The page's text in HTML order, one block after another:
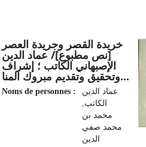
خريدة القصر وجريدة العصر‏
‏[نص مطبوع]/ عماد الدين
الإصبهاني الكاتب ؛ إشراف
وتحقيق وتقديم مبروك المنا...
Noms de personnes :
عماد الدين
الكاتب‏,
‏محمد بن
محمد صفي
الدين